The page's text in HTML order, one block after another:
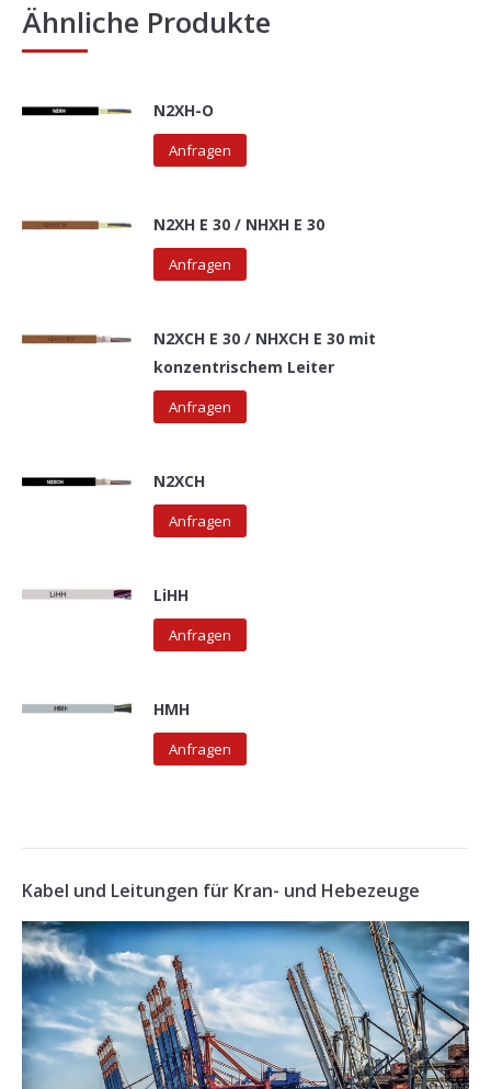
Ähnliche Produkte
N2XH-O
Anfragen
N2XH E 30 / NHXH E 30
Anfragen
N2XCH E 30 / NHXCH E 30 mit
konzentrischem Leiter
Anfragen
N2XCH
Anfragen
LiHH
Anfragen
HMH
Anfragen
Kabel und Leitungen für Kran- und Hebezeuge